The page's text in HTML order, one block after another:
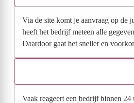
Via de site komt je aanvraag op de
heeft het bedrijf meteen alle
Daardoor gaat het sneller en
Vaak reageert een bedrijf binnen